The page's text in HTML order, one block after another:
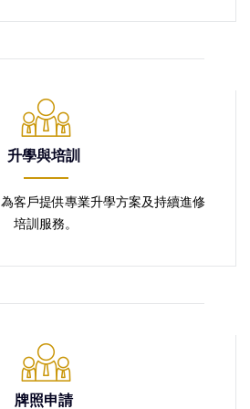
升學與培訓
客⼾提供專業升學⽅案及持續進修
培訓服務。
牌照申請